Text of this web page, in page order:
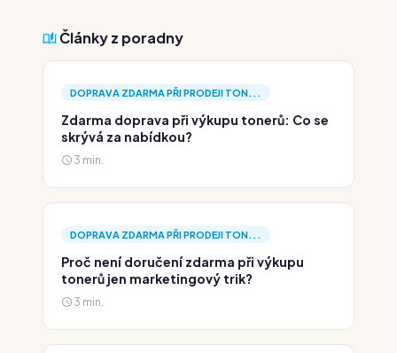
Články z poradny
DOPRAVA ZDARMA PŘI PRODEJI TON...
Zdarma doprava při výkupu tonerů: Co se
skrývá za nabídkou?
3 min.
DOPRAVA ZDARMA PŘI PRODEJI TON...
Proč není doručení zdarma při výkupu
tonerů jen marketingový trik?
3 min.